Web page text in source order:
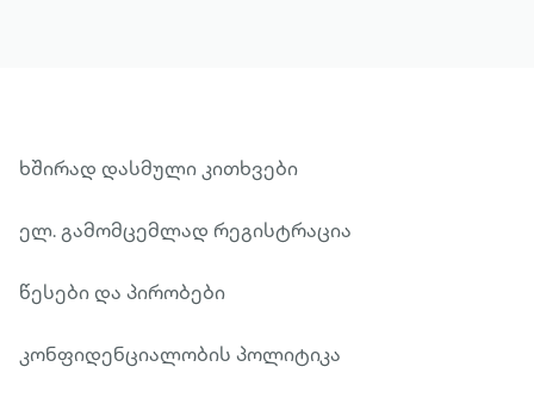
ადამიანების ვნებები და სურვილები,
საქმეს შეჭიდებულთა პირადი ცხოვრება
კონკრეტულ ეპოქასა და დროში. ჩვენ
მოგითხრობთ.
ხშირად დასმული კითხვები
ელ. გამომცემლად რეგისტრაცია
წესები და პირობები
კონფიდენციალობის პოლიტიკა